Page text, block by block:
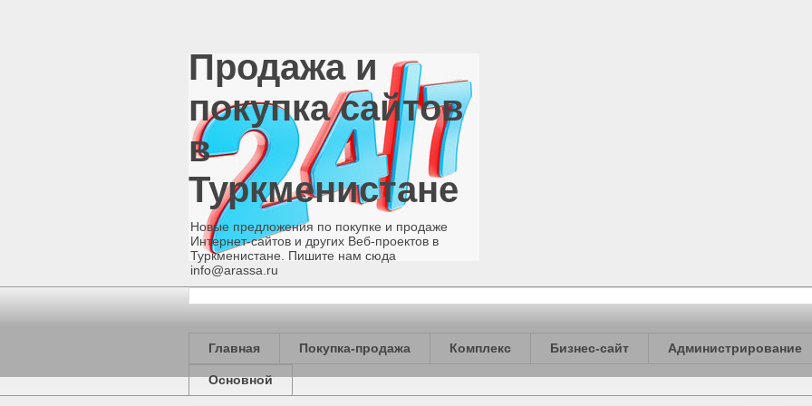
Продажа и
покупка сайтов
в
Туркменистане
Новые предложения по покупке и продаже
Интернет-сайтов и других Веб-проектов в
Туркменистане. Пишите нам сюда
info@arassa.ru
Главная Покупка-продажа Комплекс Бизнес-сайт Администрирование
Основной